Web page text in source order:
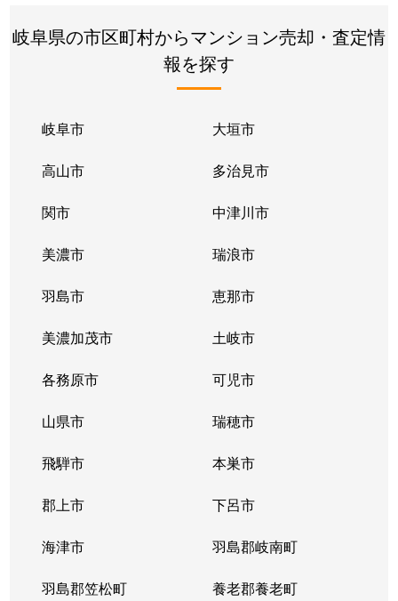
岐阜県の市区町村からマンション売却・査定情
報を探す
岐阜市 大垣市
高山市 多治見市
関市 中津川市
美濃市 瑞浪市
羽島市 恵那市
美濃加茂市 土岐市
各務原市 可児市
山県市 瑞穂市
飛騨市 本巣市
郡上市 下呂市
海津市 羽島郡岐南町
羽島郡笠松町 養老郡養老町